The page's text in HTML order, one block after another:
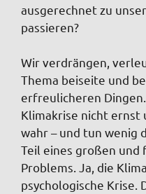
ausgerechnet zu
passieren?
Wir verdrängen,
Thema beiseite und
erfreulicheren
Klimakrise nicht ernst
wahr – und tun wenig
Teil eines großen und
Problems. Ja, die
psychologische Krise.